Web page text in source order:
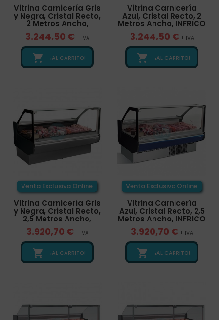
Vitrina Carnicería Gris
y Negra, Cristal Recto,
2 Metros Ancho,
3.244,50 € + IVA
 ¡AL CARRITO!
Vitrina Carnicería
Azul, Cristal Recto, 2
Metros Ancho, INFRICO
3.244,50 € + IVA
 ¡AL CARRITO!
Venta Exclusiva Online
Vitrina Carnicería Gris
y Negra, Cristal Recto,
2,5 Metros Ancho,
3.920,70 € + IVA
 ¡AL CARRITO!
Venta Exclusiva Online
Vitrina Carnicería
Azul, Cristal Recto, 2,5
Metros Ancho, INFRICO
3.920,70 € + IVA
 ¡AL CARRITO!